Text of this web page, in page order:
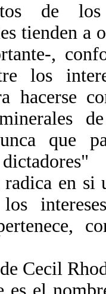
de los
tienden a
,
los
hacerse
que
en si
Cecil